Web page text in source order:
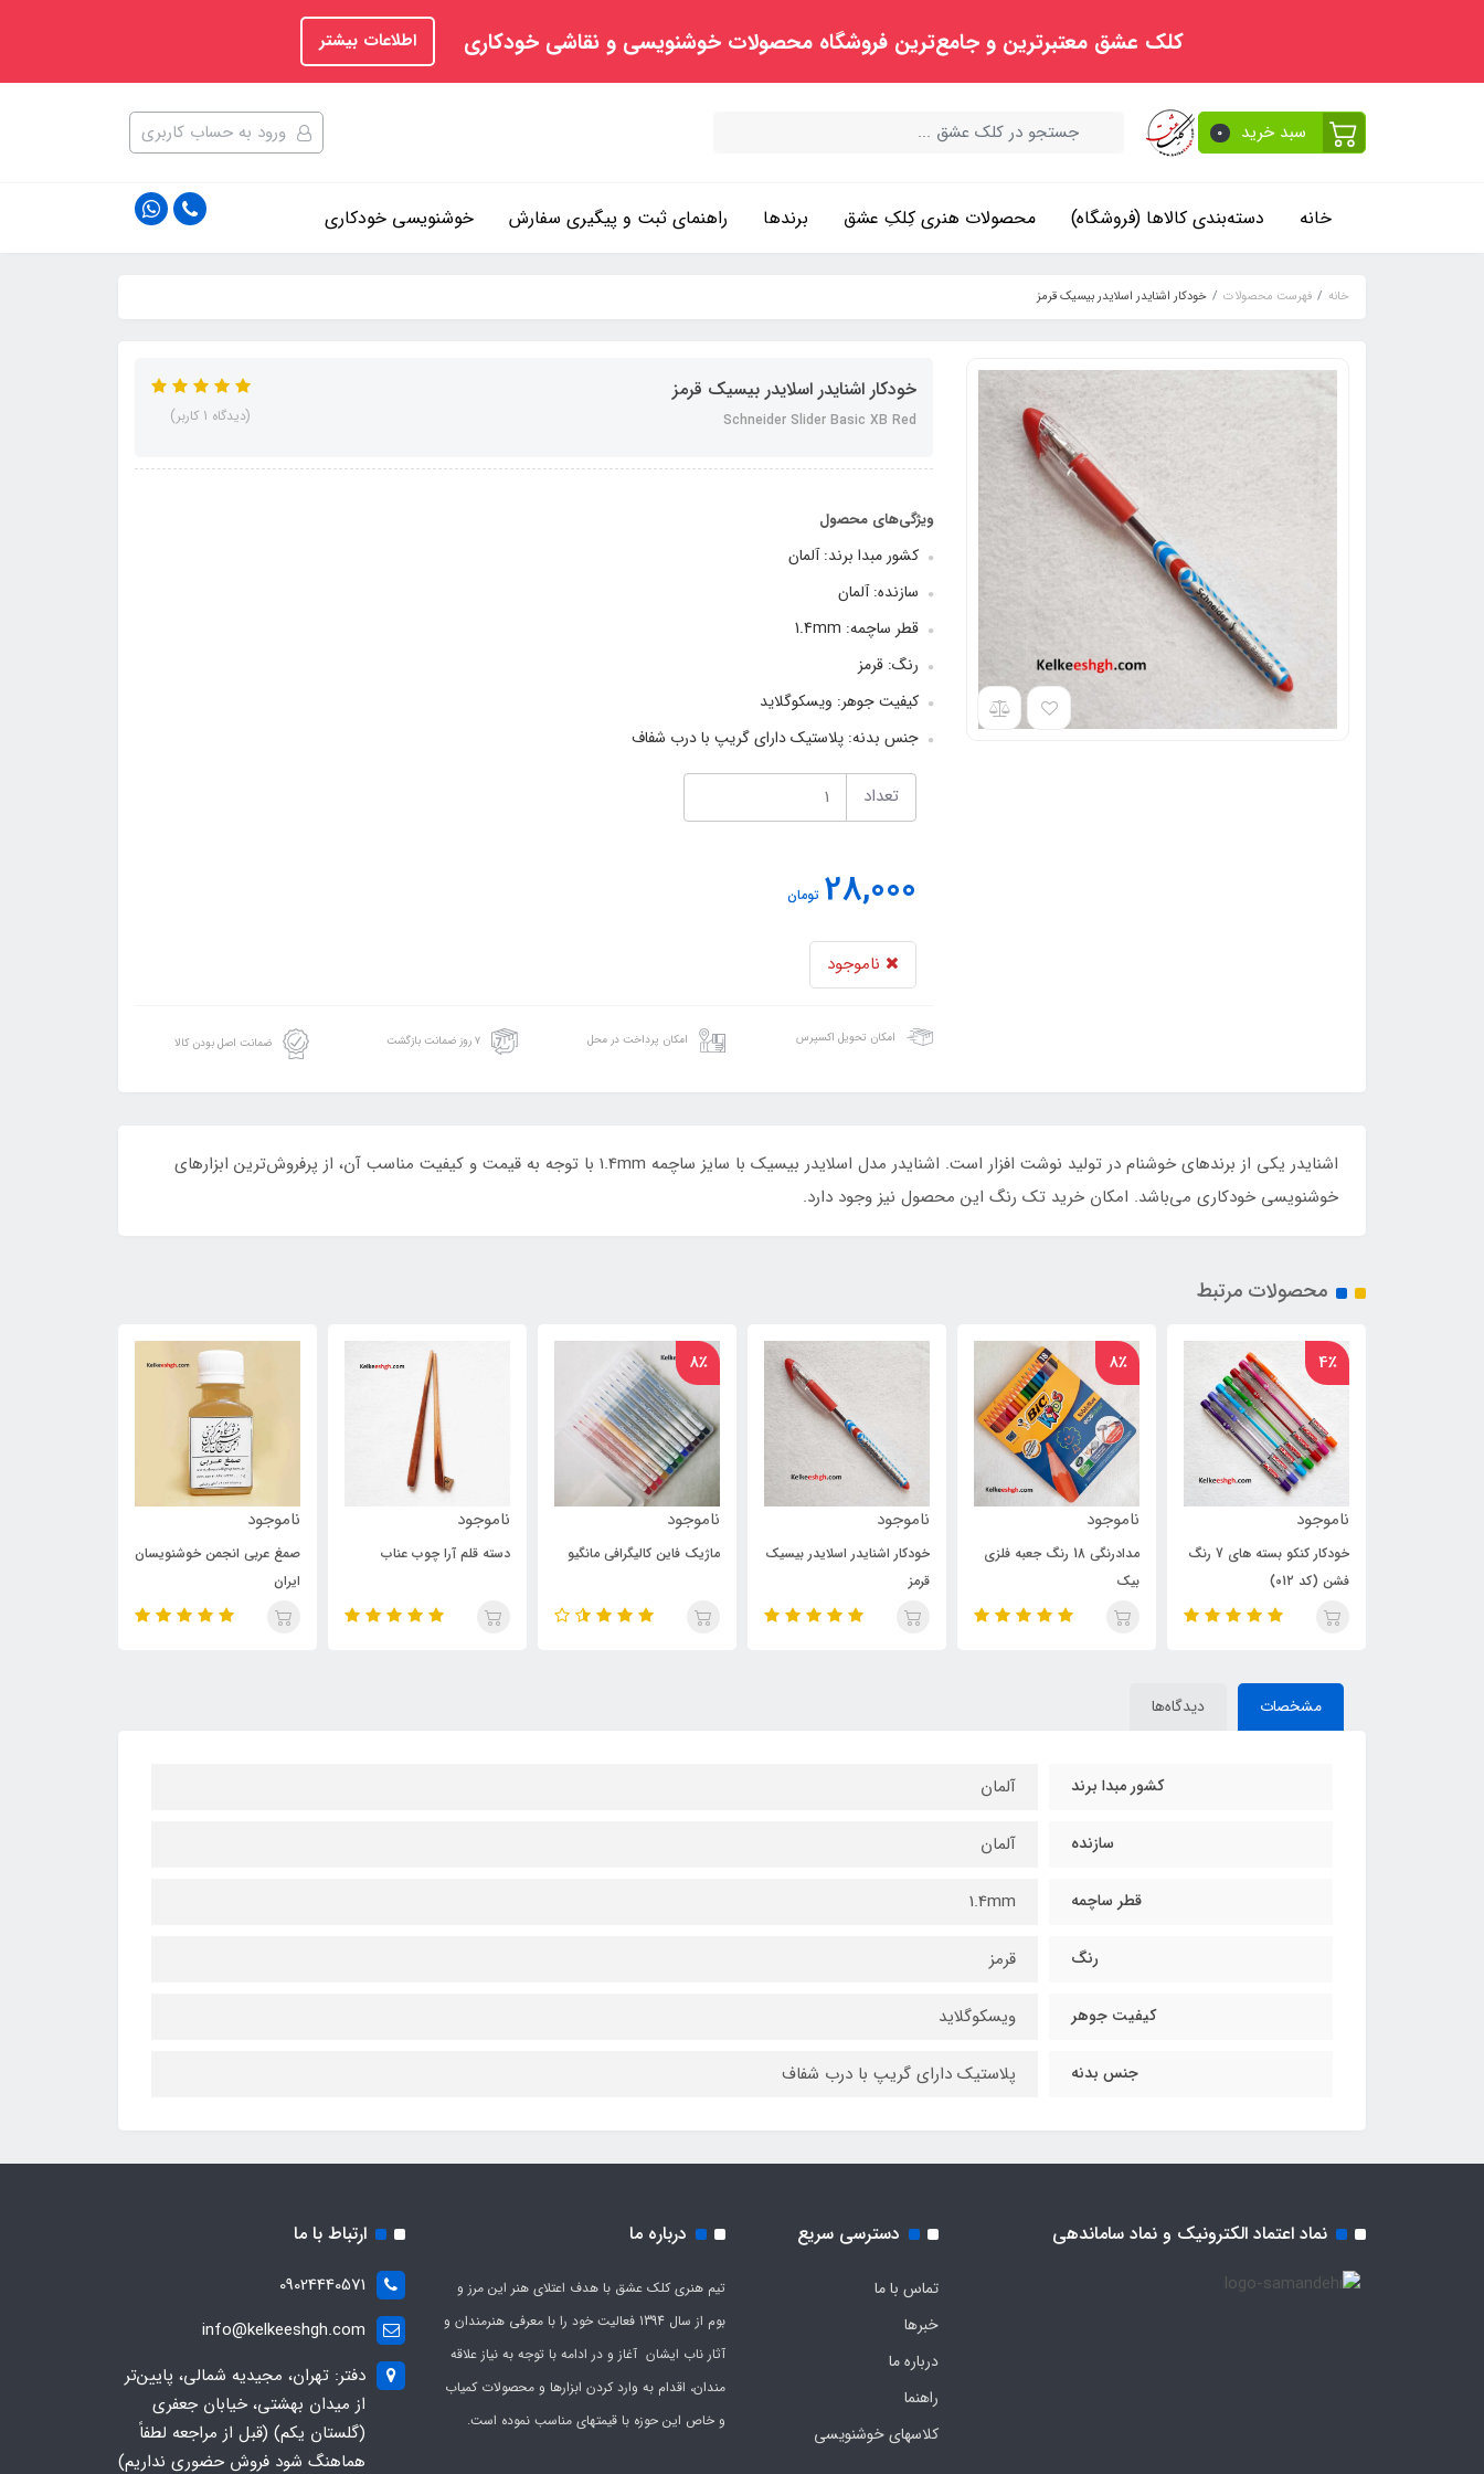
کلک عشق معتبرترین و جامع‌ترین فروشگاه محصولات خوشنویسی و نقاشی خودکاری اطلاعات بیشتر
سبد خرید 0 ورود به حساب کاربری
خانه دسته‌بندی کالاها (فروشگاه) محصولات هنری کِلکِ عشق برندها راهنمای ثبت و پیگیری سفارش خوشنویسی خودکاری
خانه فهرست محصولات خودکار اشنایدر اسلایدر بیسیک قرمز
خودکار اشنایدر اسلایدر بیسیک قرمز
Schneider Slider Basic XB Red (دیدگاه 1 کاربر)
ویژگی‌های محصول
کشور مبدا برند: آلمان
سازنده: آلمان
قطر ساچمه: 1.4mm
رنگ: قرمز
کیفیت جوهر: ویسکوگلاید
جنس بدنه: پلاستیک دارای گریپ با درب شفاف
تعداد
28,000 تومان
ناموجود
امکان تحویل اکسپرس امکان پرداخت در محل ۷ روز ضمانت بازگشت ضمانت اصل بودن کالا
اشنایدر یکی از برندهای خوشنام در تولید نوشت افزار است. اشنایدر مدل اسلایدر بیسیک با سایز ساچمه 1.4mm با توجه به قیمت و کیفیت مناسب آن، از پرفروش‌ترین ابزارهای
خوشنویسی خودکاری می‌باشد. امکان خرید تک رنگ این محصول نیز وجود دارد.
محصولات مرتبط
4٪
ناموجود
خودکار کنکو بسته های 7 رنگ
فشن (کد 012)
8٪
ناموجود
مدادرنگی 18 رنگ جعبه فلزی
بیک
ناموجود
خودکار اشنایدر اسلایدر بیسیک
قرمز
8٪
ناموجود
ماژیک فاین کالیگرافی مانگیو
ناموجود
دسته قلم آرا چوب عناب
ناموجود
صمغ عربی انجمن خوشنویسان
ایران
مشخصات دیدگاه‌ها
کشور مبدا برند آلمان
سازنده آلمان
قطر ساچمه 1.4mm
رنگ قرمز
کیفیت جوهر ویسکوگلاید
جنس بدنه پلاستیک دارای گریپ با درب شفاف
نماد اعتماد الکترونیک و نماد ساماندهی دسترسی سریع
تماس با ما
خبرها
درباره ما
راهنما
کلاسهای خوشنویسی
درباره ما
تیم هنری کلک عشق با هدف اعتلای هنر این مرز و
بوم از سال 1394 فعالیت خود را با معرفی هنرمندان و
آثار ناب ایشان آغاز و در ادامه با توجه به نیاز علاقه
مندان، اقدام به وارد کردن ابزارها و محصولات کمیاب
و خاص این حوزه با قیمتهای مناسب نموده است.
ارتباط با ما
09024440571
info@kelkeeshgh.com
دفتر: تهران، مجیدیه شمالی، پایین‌تر
از میدان بهشتی، خیابان جعفری
(گلستان یکم) (قبل از مراجعه لطفاً
هماهنگ شود فروش حضوری نداریم)